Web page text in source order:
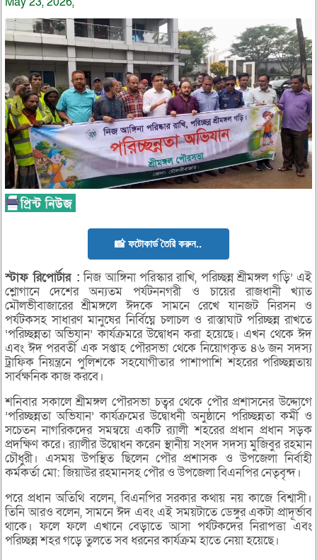
📸 ফটোকার্ড তৈরি করুন..
স্টাফরিপোর্টার : নিজ আঙ্গিনা পরিস্কার রাখি, পরিচ্ছন্ন শ্রীমঙ্গল গড়ি’ এই
শ্লোগানে দেশের অন্যতম পর্যটননগরী ও চায়ের রাজধানী খ্যাত
মৌলভীবাজারের শ্রীমঙ্গলে ঈদকে সামনে রেখে যানজট নিরসন ও
পর্যটকসহ সাধারণ মানুষের নির্বিঘ্নে চলাচল ও রাস্তাঘাট পরিচ্ছন্ন রাখতে
‘পরিচ্ছন্নতা অভিযান’ কার্যক্রমরে উদ্বোধন করা হয়েছে। এখন থেকে ঈদ
এবং ঈদ পরবর্তী এক সপ্তাহ পৌরসভা থেকে নিয়োগকৃত ৪৬ জন সদস্য
ট্রাফিক নিয়ন্ত্রনে পুলিশকে সহযোগীতার পাশাপাশি শহরের পরিচ্ছন্নতায়
সার্বক্ষনিক কাজ করবে।
শনিবার সকালে শ্রীমঙ্গল পৌরসভা চত্বর থেকে পৌর প্রশাসনের উদ্দোগে
’পরিচ্ছন্নতা অভিযান’ কার্যক্রমের উদ্বোধনী অনুষ্ঠানে পরিচ্ছন্নতা কর্মী ও
সচেতন নাগরিকদের সমন্বয়ে একটি র‌্যালী শহরের প্রধান প্রধান সড়ক
প্রদক্ষিণ করে। র‌্যালীর উদ্বোধন করেন স্থানীয় সংসদ সদস্য মুজিবুর রহমান
চৌধুরী। এসময় উপস্থিত ছিলেন পৌর প্রশাসক ও উপজেলা নির্বাহী
কর্মকর্তা মো: জিয়াউর রহমানসহ পৌর ও উপজেলা বিএনপির নেতৃবৃন্দ।
পরে প্রধান অতিথি বলেন, বিএনপির সরকার কথায় নয় কাজে বিশ্বাসী।
তিনি আরও বলেন, সামনে ঈদ এবং এই সময়টাতে ডেঙ্গুর একটা প্রাদূর্ভাব
থাকে। ফলে ফলে এখানে বেড়াতে আসা পর্যটকদের নিরাপত্তা এবং
পরিচ্ছন্ন শহর গড়ে তুলতে সব ধরনের কার্যক্রম হাতে নেয়া হয়েছে।